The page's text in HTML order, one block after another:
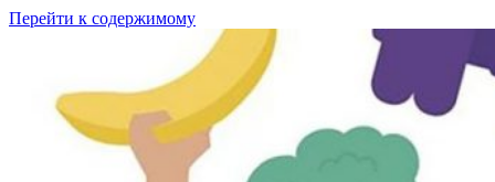
Перейти к содержимому